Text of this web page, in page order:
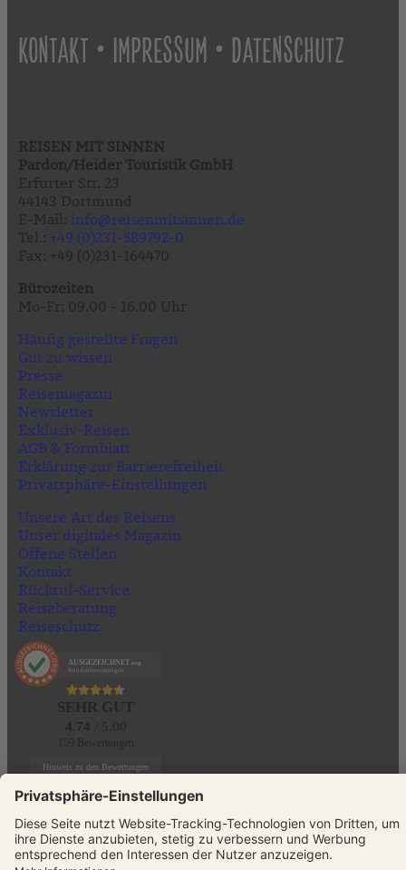
KONTAKT • IMPRESSUM • DATENSCHUTZ
info@reisenmitsinnen.de
+49 (0)231-589792-0
Häufig gestellte Fragen
Gut zu wissen
Presse
Reisemagazin
Newsletter
Exklusiv-Reisen
AGB & Formblatt
Erklärung zur Barrierefreiheit
Privatsphäre-Einstellungen
Unsere Art des Reisens
Unser digitales Magazin
Offene Stellen
Kontakt
Rückruf-Service
Reiseberatung
Reiseschutz
AUSGEZEICHNET .org
Kundenbewertungen
Hinweis zu den Bewertungen
KONTAKT